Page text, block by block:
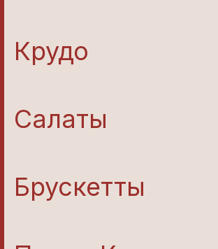
Крудо
Салаты
Брускетты